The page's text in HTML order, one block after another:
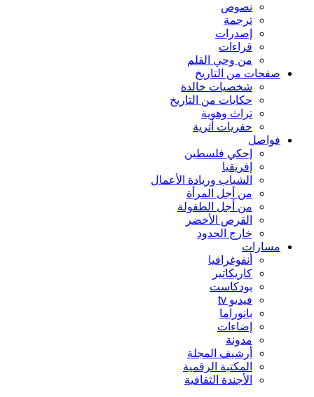
نصوص
ترجمة
إصدرات
قراءات
من وحي القلم
صفحات من التاريخ
شخصيات خالدة
حكايات من التاريخ
تراث وهوية
حفريات أثرية
فواصل
إحكي فلسطين
إفريقيا
الشباب وريادة الأعمال
من أجل المرأة
من أجل الطفولة
القرص الأخضر
خارج الحدود
مسارات
أنفوغرافيا
كاريكاتير
بودكاست
فيديو tv
بانوراما
إضاءات
مدونة
أرشيف المجلة
المكتبة الرقمية
الأجندة الثقافية